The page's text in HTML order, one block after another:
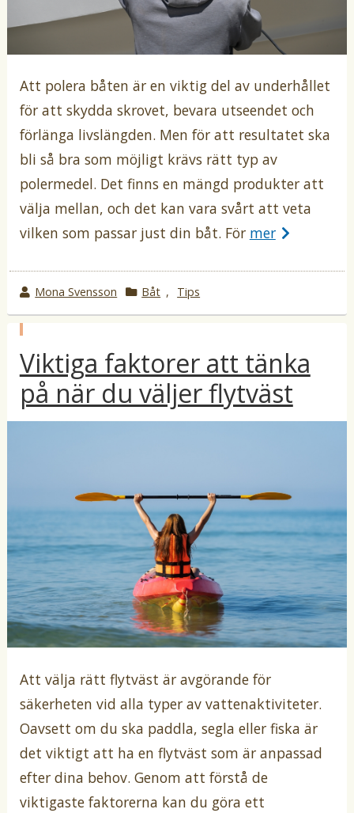
Att polera båten är en viktig del av underhållet
för att skydda skrovet, bevara utseendet och
förlänga livslängden. Men för att resultatet ska
bli så bra som möjligt krävs rätt typ av
polermedel. Det finns en mängd produkter att
välja mellan, och det kan vara svårt att veta
vilken som passar just din båt. För mer
w
r
t
e
b
y
Mona Svensson
k
a
g
o
r
Båt , Tips
u
b
l
i
c
e
Viktiga faktorer att tänka
på när du väljer flytväst
Att välja rätt flytväst är avgörande för
säkerheten vid alla typer av vattenaktiviteter.
Oavsett om du ska paddla, segla eller fiska är
det viktigt att ha en flytväst som är anpassad
efter dina behov. Genom att förstå de
viktigaste faktorerna kan du göra ett